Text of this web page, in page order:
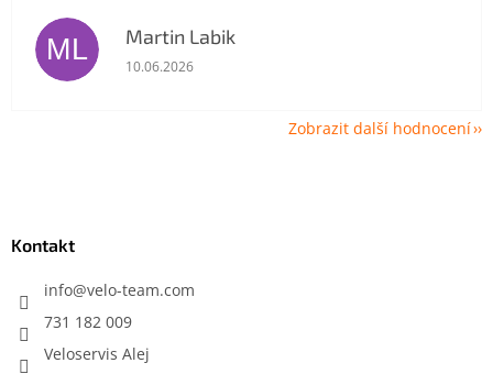
ML Martin Labik
Hodnocení obchodu je 5 z 5 hvězdiček.
10.06.2026
Zobrazit další hodnocení
Kontakt
info@velo-team.com
731 182 009
Veloservis Alej